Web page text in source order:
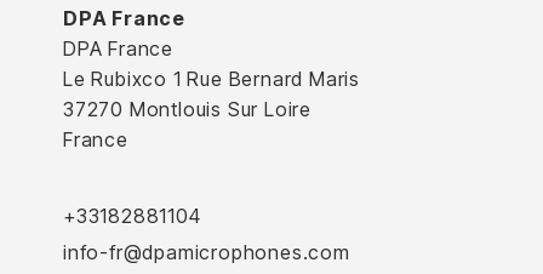
DPA France
DPA France
Le Rubixco 1 Rue Bernard Maris
37270 Montlouis Sur Loire
France
+33182881104
info-fr@dpamicrophones.com